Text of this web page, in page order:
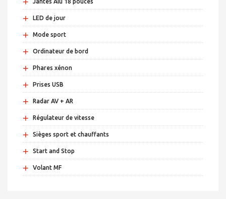
Jantes Alu 18 pouces
+ LED de jour
+ Mode sport
+ Ordinateur de bord
+ Phares xénon
+ Prises USB
+ Radar AV + AR
+ Régulateur de vitesse
+ Sièges sport et chauffants
+ Start and Stop
+ Volant MF